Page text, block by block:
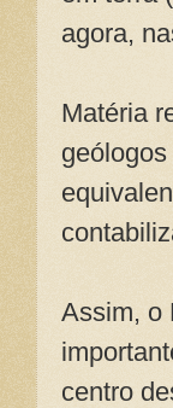
agora,
Matéria
Assim, o
centro